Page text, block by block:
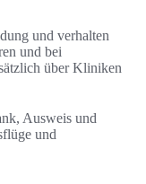
und verhalten
und bei
über Kliniken
Ausweis und
und